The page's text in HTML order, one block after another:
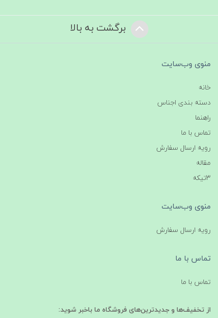
برگشت به بالا
منوی وب‌سایت
خانه
دسته بندی اجناس
راهنما
تماس با ما
رویه ارسال سفارش
مقاله
3تیکه
منوی وب‌سایت
رویه ارسال سفارش
تماس با ما
تماس با ما
از تخفیف‌ها و جدیدترین‌های فروشگاه ما باخبر شوید: